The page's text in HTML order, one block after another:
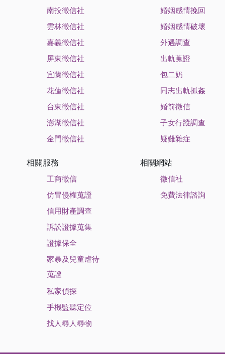
南投徵信社
雲林徵信社
嘉義徵信社
屏東徵信社
宜蘭徵信社
花蓮徵信社
台東徵信社
澎湖徵信社
金門徵信社
婚姻感情挽回
婚姻感情破壞
外遇調查
出軌蒐證
包二奶
同志出軌抓姦
婚前徵信
子女行蹤調查
疑難雜症
相關服務
工商徵信
仿冒侵權蒐證
信用財產調查
訴訟證據蒐集
證據保全
家暴及兒童虐待
蒐證
私家偵探
手機監聽定位
找人尋人尋物
相關網站
徵信社
免費法律諮詢